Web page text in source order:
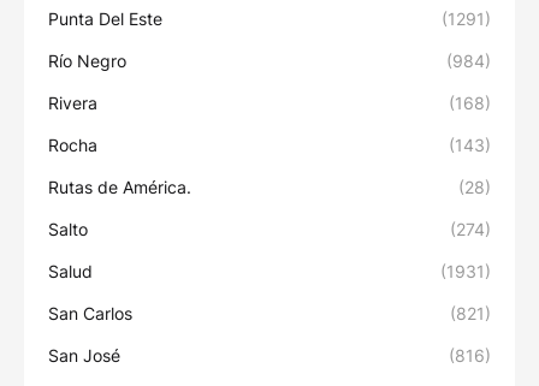
Punta Del Este (1291)
Río Negro (984)
Rivera (168)
Rocha (143)
Rutas de América. (28)
Salto (274)
Salud (1931)
San Carlos (821)
San José (816)